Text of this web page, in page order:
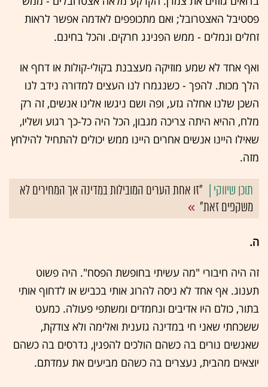
פסטיבל האצטרובל; ואם מתכופפים לאדמה אפשר לראות
זחלים ונמלים - ממש הפנינג חרקים. והכל בחינם.
ואף אחד לא שמע מוזיקה מעצבנת בקולי-קולות או דחף או
הלך מכות. להפך - כשנגמרו לנו העצים למדורה נידב לנו
השכן שלנו אחלה גזע, ופה ושם ניגשו אלינו אנשים, זה רק
מלח, ההיא היתה צריכה מגבון, הכל היה כל-כך רגוע ושליו,
שאילו היינו אנשים אחרים היינו ממש יכולים להתחיל להילחץ
מזה.
"זו אחת הערים המובילות במדינה אך המחירים לא
משקפים זאת"
ה.
זה היה חיבורי "מה עשיתי בחופשת הפסח". היה פשוט
תענוג. אף אחד לא ניסה להרוג אותי בכביש או לדחוף אותי
בתור, כולם היו אדיבים ונחמדים ומשתפי פעולה. כמעט
ששכחתי שאני חי במדינה גזענית ואלימה ולא צודקת,
שאנשים נורים בה כשהם הולכים להפגין, נדרסים בה כשהם
יוצאים מהבית, נעצרים בה כשהם מביעים את עמדתם.